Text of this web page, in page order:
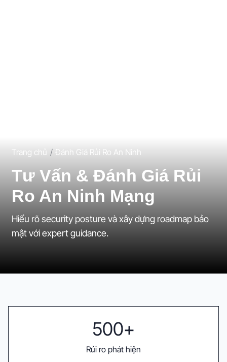
Trang chủ Đánh Giá Rủi Ro An Ninh
Tư Vấn & Đánh Giá Rủi
Ro An Ninh Mạng
Hiểu rõ security posture và xây dựng roadmap bảo
mật với expert guidance.
500+
Rủi ro phát hiện